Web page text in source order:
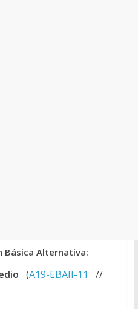
Básica Alternativa:
(A19-EBAII-11
//